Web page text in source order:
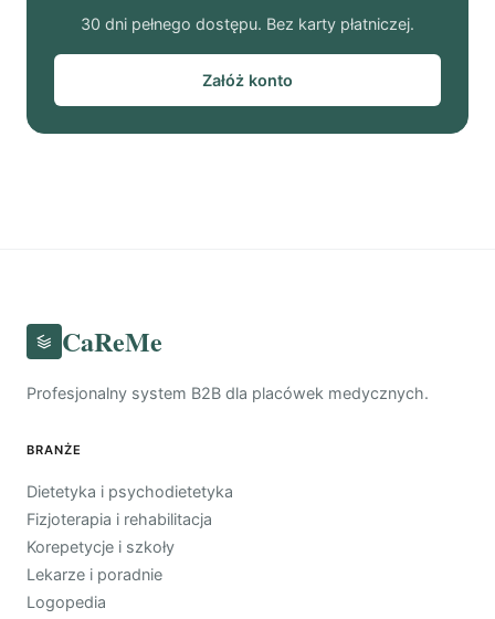
30 dni pełnego dostępu. Bez karty płatniczej.
Załóż konto
CaReMe
Profesjonalny system B2B dla placówek medycznych.
BRANŻE
Dietetyka i psychodietetyka
Fizjoterapia i rehabilitacja
Korepetycje i szkoły
Lekarze i poradnie
Logopedia